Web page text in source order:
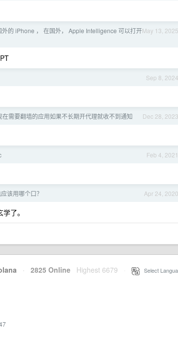
May 13, 2025
的 iPhone ， 在国外， Apple Intelligence 可以打开
Sep 8, 2024
Dec 28, 2023
需要翻墙的应用如果不长期开代理就收不到通知
Feb 4, 2021
Apr 24, 2020
该用哪个口？
了。
· 2825 Online Highest 6679 Select